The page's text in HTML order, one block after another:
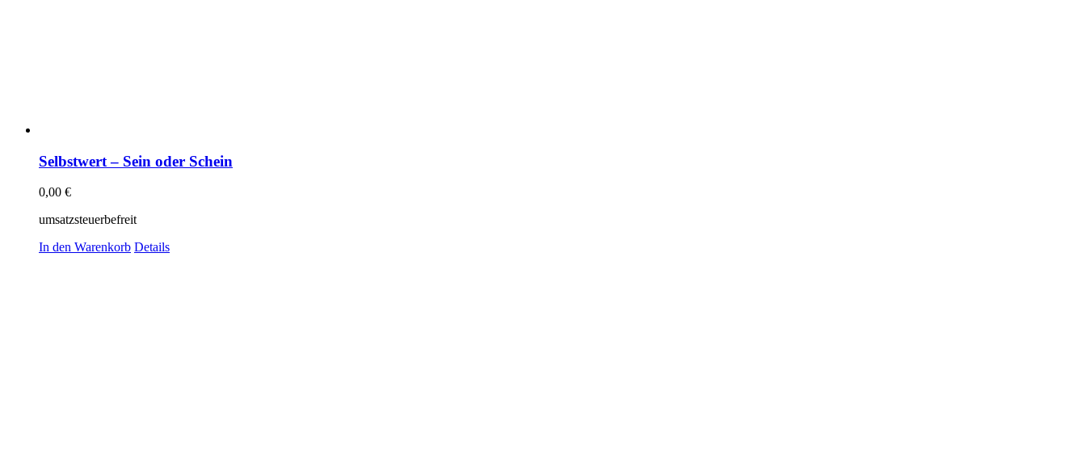
Selbstwert – Sein oder Schein
0,00 €
umsatzsteuerbefreit
In den Warenkorb Details